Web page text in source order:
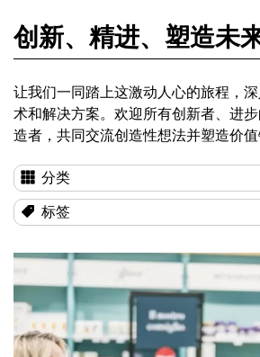
创新、精进、塑造未
让我们一同踏上这激动人心的旅程，
术和解决方案。欢迎所有创新者、进
造者，共同交流创造性想法并塑造价值